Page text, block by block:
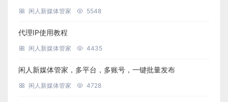
闲人新媒体管家 5548
代理IP使用教程
闲人新媒体管家 4435
闲人新媒体管家，多平台，多账号，一键批量发布
闲人新媒体管家 4728